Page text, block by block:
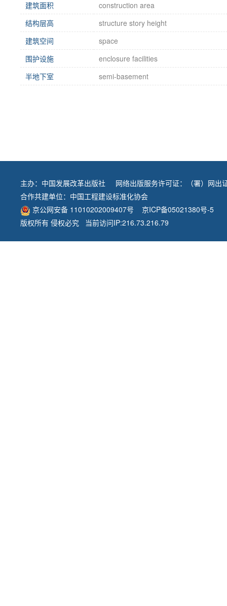
建筑面积
construction area
结构层高
structure story height
建筑空间
space
围护设施
enclosure facilities
半地下室
semi-basement
主办： 中国发展改革出版社
网络出版服务许可证：（署）网出
合作共建单位： 中国工程建设标准化协会
京公网安备 11010202009407号
京ICP备05021380号-5
版权所有 侵权必究 当前访问IP:216.73.216.79